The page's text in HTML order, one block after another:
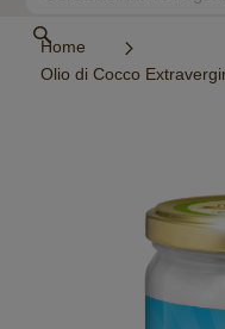
Search
Home
Olio di Cocco